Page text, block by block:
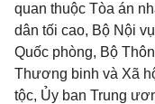
quan thuộc Tòa án
dân tối cao, Bộ Nội
Quốc phòng, Bộ
Thương binh và Xã
tộc, Ủy ban Trung